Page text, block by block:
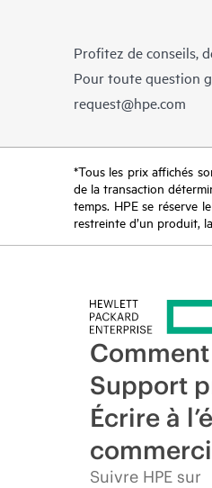
Profitez de conseils,
Pour toute question
request@hpe.com
*Tous les prix affichés
de la transaction
temps. HPE se réserve
restreinte d’un produit,
Support
Écrire à
Suivre HPE sur